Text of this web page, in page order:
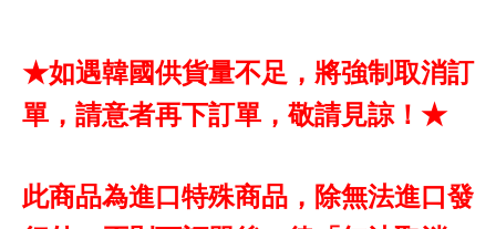
★如遇韓國供貨量不足，將強制取消訂
單，請意者再下訂單，敬請見諒！★
此商品為進口特殊商品，除無法進口發